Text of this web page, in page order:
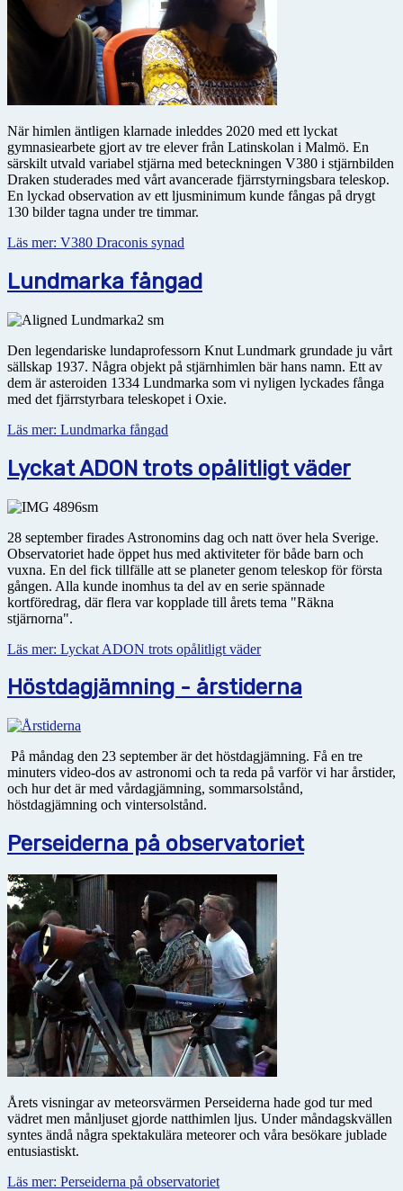
När himlen äntligen klarnade inleddes 2020 med ett lyckat
gymnasiearbete gjort av tre elever från Latin­skolan i Malmö. En
särskilt utvald variabel stjärna med beteckningen V380 i stjärnbilden
Draken studerades med vårt avancerade fjärrstyrningsbara teleskop.
En lyckad observation av ett ljusminimum kunde fångas på drygt
130 bilder tagna under tre timmar.
Läs mer: V380 Draconis synad
Lundmarka fångad
Den legendariske lundaprofessorn Knut Lundmark grundade ju vårt
sällskap 1937. Några objekt på stjärnhimlen bär hans namn. Ett av
dem är asteroiden 1334 Lundmarka som vi nyligen lyckades fånga
med det fjärrstyrbara teleskopet i Oxie.
Läs mer: Lundmarka fångad
Lyckat ADON trots opålitligt väder
28 september firades Astronomins dag och natt över hela Sverige.
Observatoriet hade öppet hus med aktiviteter för både barn och
vuxna. En del fick tillfälle att se planeter genom teleskop för första
gången. Alla kunde inomhus ta del av en serie spännade
kortföredrag, där flera var kopplade till årets tema "Räkna
stjärnorna".
Läs mer: Lyckat ADON trots opålitligt väder
Höstdagjämning - årstiderna
På måndag den 23 september är det höstdagjämning. Få en tre
minuters video-dos av astronomi och ta reda på varför vi har årstider,
och hur det är med vårdagjämning, sommarsolstånd,
höstdagjämning och vintersolstånd.
Perseiderna på observatoriet
Årets visningar av meteorsvärmen Perseiderna hade god tur med
vädret men månljuset gjorde natthimlen ljus. Under måndagskvällen
syntes ändå några spektakulära meteorer och våra besökare jublade
entusiastiskt.
Läs mer: Perseiderna på observatoriet